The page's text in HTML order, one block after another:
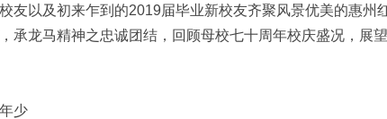
友以及初来乍到的2019届毕业新校友齐聚风景优美的惠州
承龙马精神之忠诚团结，回顾母校七十周年校庆盛况，展
少